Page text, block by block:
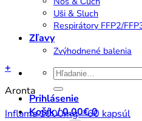
Uši & Sluch
Respirátory FFP2/
Zľavy
Zvýhodnené balenia
Hľadať:
Prihlásenie
Košík /0,00€0
+
Aronta
Inflama 1000mg – 60 kapsúl